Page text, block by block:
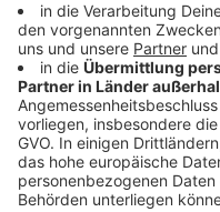
Anzeige
Anzeige